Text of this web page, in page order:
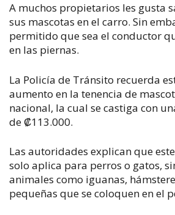
A muchos propietarios les gusta
sus mascotas en el carro. Sin
permitido que sea el conductor
en las piernas.
La Policía de Tránsito recuerda
aumento en la tenencia de
nacional, la cual se castiga con
de ₡113.000.
Las autoridades explican que
solo aplica para perros o gatos,
animales como iguanas,
pequeñas que se coloquen en el